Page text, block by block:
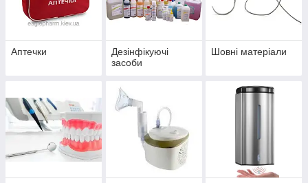
Аптечки
Дезінфікуючі
засоби
Шовні матеріали